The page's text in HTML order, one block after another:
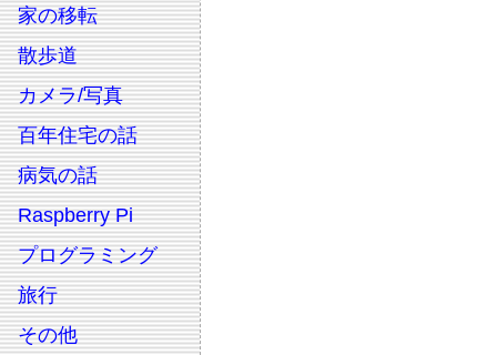
家の移転
散歩道
カメラ/写真
百年住宅の話
病気の話
Raspberry Pi
プログラミング
旅行
その他